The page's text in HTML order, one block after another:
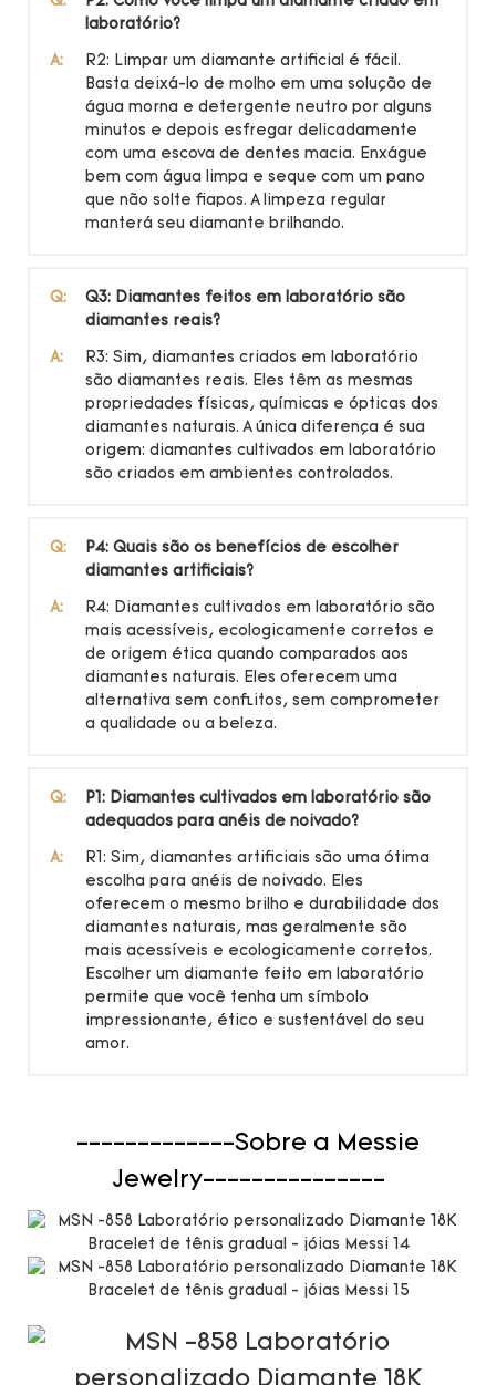
laboratório?
A:
R2: Limpar um diamante artificial é fácil.
Basta deixá-lo de molho em uma solução de
água morna e detergente neutro por alguns
minutos e depois esfregar delicadamente
com uma escova de dentes macia. Enxágue
bem com água limpa e seque com um pano
que não solte fiapos. A limpeza regular
manterá seu diamante brilhando.
Q:
Q3: Diamantes feitos em laboratório são
diamantes reais?
A:
R3: Sim, diamantes criados em laboratório
são diamantes reais. Eles têm as mesmas
propriedades físicas, químicas e ópticas dos
diamantes naturais. A única diferença é sua
origem: diamantes cultivados em laboratório
são criados em ambientes controlados.
Q:
P4: Quais são os benefícios de escolher
diamantes artificiais?
A:
R4: Diamantes cultivados em laboratório são
mais acessíveis, ecologicamente corretos e
de origem ética quando comparados aos
diamantes naturais. Eles oferecem uma
alternativa sem conflitos, sem comprometer
a qualidade ou a beleza.
Q:
P1: Diamantes cultivados em laboratório são
adequados para anéis de noivado?
A:
R1: Sim, diamantes artificiais são uma ótima
escolha para anéis de noivado. Eles
oferecem o mesmo brilho e durabilidade dos
diamantes naturais, mas geralmente são
mais acessíveis e ecologicamente corretos.
Escolher um diamante feito em laboratório
permite que você tenha um símbolo
impressionante, ético e sustentável do seu
amor.
-------------Sobre a Messie
Jewelry---------------